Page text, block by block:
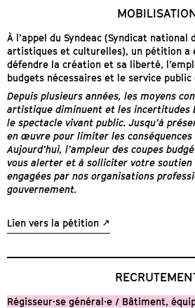
À l’appel du Syndeac (Syndicat national
artistiques et culturelles), un pétition a
défendre la création et sa liberté,
budgets nécessaires et le service
Depuis plusieurs années, les moyens
artistique diminuent et les incertitudes
le spectacle vivant public. Jusqu’à
en œuvre pour limiter les conséquences
Aujourd’hui, l’ampleur des coupes
vous alerter et à solliciter votre soutien
engagées par nos organisations
gouvernement.
Lien vers la pétition
Régisseur·se général·e / Bâtiment,